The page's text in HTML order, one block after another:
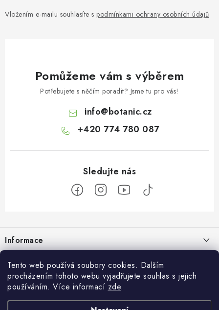
Tento web používá soubory cookies. Dalším
procházením tohoto webu vyjadřujete souhlas s jejich
používáním. Více informací zde.
Vložením e-mailu souhlasíte s podmínkami ochrany osobních údajů
Pomůžeme vám s výběrem
Potřebujete s něčím poradit? Jsme tu pro vás!
info@botanic.cz
+420 774 780 087
p
a
Informace
Velkoobchod
Botanic
Blog
Projekt Botanic pomáhá
Blog Botanic – průvodce světem bylin, vitamínů a
doplňků stravy